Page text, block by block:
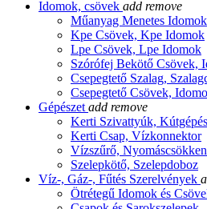
Idomok, csövek add remove
Műanyag Menetes Idomok
Kpe Csövek, Kpe Idomok
Lpe Csövek, Lpe Idomok
Szórófej Bekötő Csövek,
Csepegtető Szalag,
Csepegtető Csövek,
Gépészet add remove
Kerti Szivattyúk,
Kerti Csap, Vízkonnektor
Vízszűrő,
Szelepkötő, Szelepdoboz
Víz-, Gáz-, Fűtés Szerelvények
Ötrétegű Idomok és